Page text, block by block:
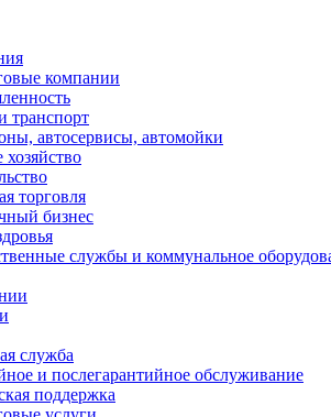
компании
транспорт
автосервисы, автомойки
хозяйство
торговля
бизнес
службы и коммунальное
служба
и послегарантийное обслуживание
поддержка